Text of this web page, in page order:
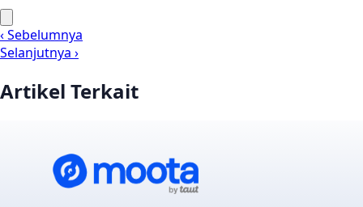
‹ Sebelumnya
Selanjutnya ›
Artikel Terkait